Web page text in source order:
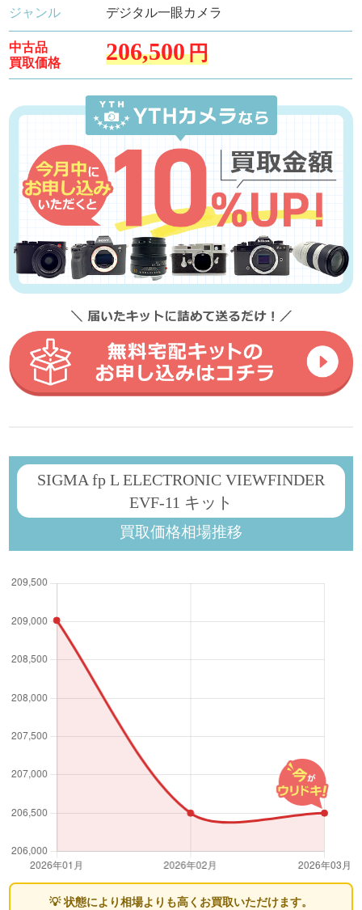
ジャンル デジタル一眼カメラ
中古品
買取価格
206,500円
SIGMA fp L ELECTRONIC VIEWFINDER
EVF-11 キット
買取価格相場推移
💡 状態により相場よりも高くお買取いただけます。